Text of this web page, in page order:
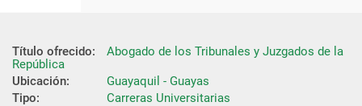
Título ofrecido:
Abogado de los Tribunales y Juzgados de la
República
Ubicación:
Guayaquil - Guayas
Tipo:
Carreras Universitarias